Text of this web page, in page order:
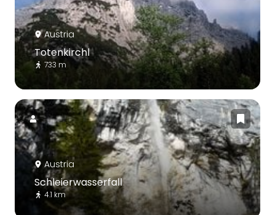
Austria
Totenkirchl
733 m
Austria
Schleierwasserfall
4.1 km